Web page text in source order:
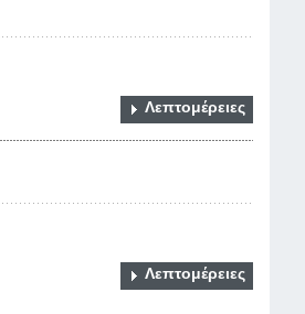
Λεπτομέρειες
Λεπτομέρειες